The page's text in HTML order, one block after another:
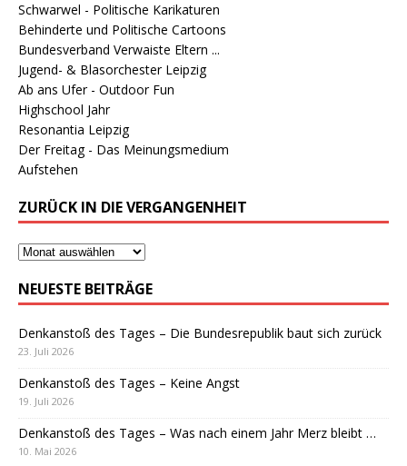
Schwarwel - Politische Karikaturen
Behinderte und Politische Cartoons
Bundesverband Verwaiste Eltern ...
Jugend- & Blasorchester Leipzig
Ab ans Ufer - Outdoor Fun
Highschool Jahr
Resonantia Leipzig
Der Freitag - Das Meinungsmedium
Aufstehen
ZURÜCK IN DIE VERGANGENHEIT
NEUESTE BEITRÄGE
Denkanstoß des Tages – Die Bundesrepublik baut sich zurück
23. Juli 2026
Denkanstoß des Tages – Keine Angst
19. Juli 2026
Denkanstoß des Tages – Was nach einem Jahr Merz bleibt …
10. Mai 2026